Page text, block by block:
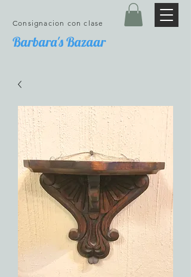
Barbara's Bazaar
Consignacion con clase